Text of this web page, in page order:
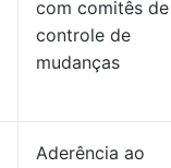
com comitês de
controle de
mudanças
Aderência ao